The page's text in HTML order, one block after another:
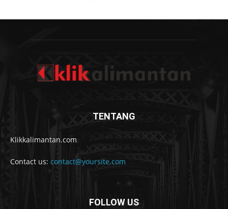
TENTANG
Klikkalimantan.com
Contact us: contact@yoursite.com
FOLLOW US